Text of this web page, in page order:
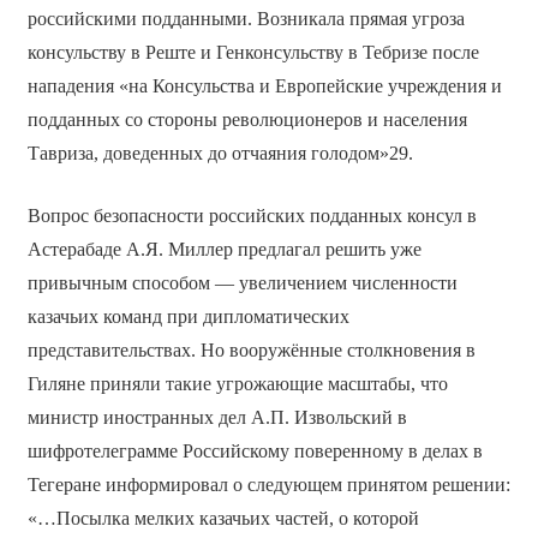
российскими подданными. Возникала прямая угроза
консульству в Реште и Генконсульству в Тебризе после
нападения «на Консульства и Европейские учреждения и
подданных со стороны революционеров и населения
Тавриза, доведенных до отчаяния голодом»29.
Вопрос безопасности российских подданных консул в
Астерабаде А.Я. Миллер предлагал решить уже
привычным способом — увеличением численности
казачьих команд при дипломатических
представительствах. Но вооружённые столкновения в
Гиляне приняли такие угрожающие масштабы, что
министр иностранных дел А.П. Извольский в
шифротелеграмме Российскому поверенному в делах в
Тегеране информировал о следующем принятом решении:
«…Посылка мелких казачьих частей, о которой